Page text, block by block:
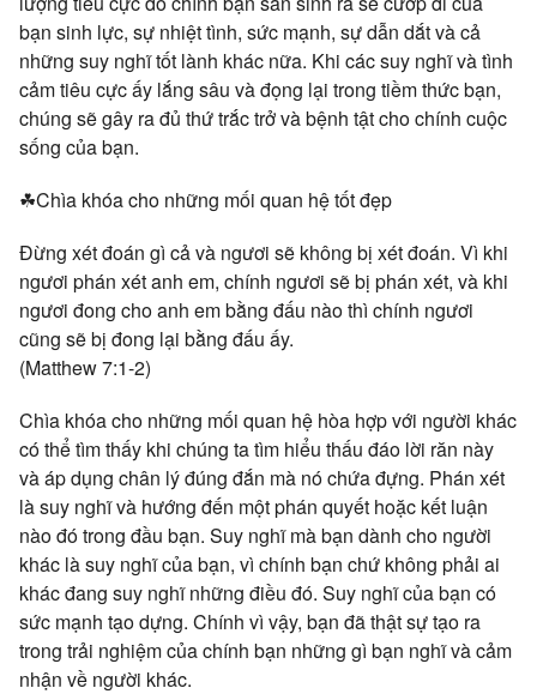
bạn sinh lực, sự nhiệt tình, sức mạnh, sự dẫn dắt và cả
những suy nghĩ tốt lành khác nữa. Khi các suy nghĩ và tình
cảm tiêu cực ấy lắng sâu và đọng lại trong tiềm thức bạn,
chúng sẽ gây ra đủ thứ trắc trở và bệnh tật cho chính cuộc
sống của bạn.
☘Chìa khóa cho những mối quan hệ tốt đẹp
Đừng xét đoán gì cả và ngươi sẽ không bị xét đoán. Vì khi
ngươi phán xét anh em, chính ngươi sẽ bị phán xét, và khi
ngươi đong cho anh em bằng đấu nào thì chính ngươi
cũng sẽ bị đong lại bằng đấu ấy.
(Matthew 7:1-2)
Chìa khóa cho những mối quan hệ hòa hợp với người khác
có thể tìm thấy khi chúng ta tìm hiểu thấu đáo lời răn này
và áp dụng chân lý đúng đắn mà nó chứa đựng. Phán xét
là suy nghĩ và hướng đến một phán quyết hoặc kết luận
nào đó trong đầu bạn. Suy nghĩ mà bạn dành cho người
khác là suy nghĩ của bạn, vì chính bạn chứ không phải ai
khác đang suy nghĩ những điều đó. Suy nghĩ của bạn có
sức mạnh tạo dựng. Chính vì vậy, bạn đã thật sự tạo ra
trong trải nghiệm của chính bạn những gì bạn nghĩ và cảm
nhận về người khác.